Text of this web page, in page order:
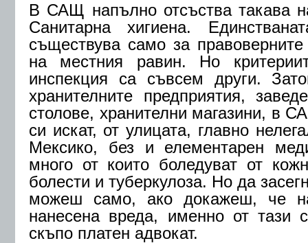
В САЩ напълно отсъства такава
Санитарна хигиена.
съществува само за
на местния равин. Но
инспекция са съвсем други.
хранителните предприятия,
столове, хранителни магазини, в
си искат, от улицата, главно
Мексико, без и елементарен
много от които боледуват от
болести и туберкулоза. Но да
можеш само, ако докажеш, че
нанесена вреда, именно от
скъпо платен адвокат.